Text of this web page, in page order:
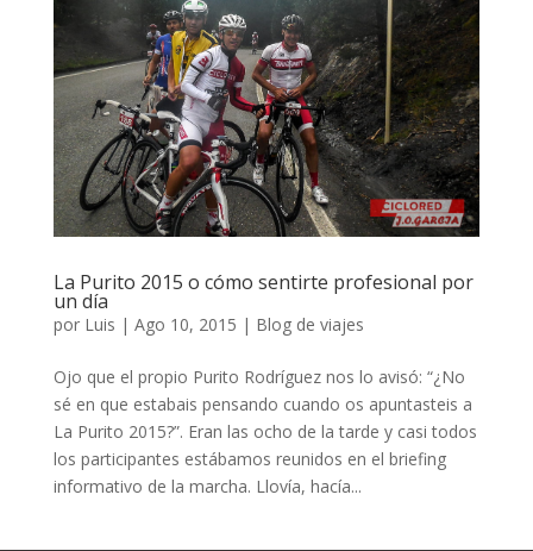
La Purito 2015 o cómo sentirte profesional por
un día
por Luis | Ago 10, 2015 | Blog de viajes
Ojo que el propio Purito Rodríguez nos lo avisó: “¿No
sé en que estabais pensando cuando os apuntasteis a
La Purito 2015?”. Eran las ocho de la tarde y casi todos
los participantes estábamos reunidos en el briefing
informativo de la marcha. Llovía, hacía...